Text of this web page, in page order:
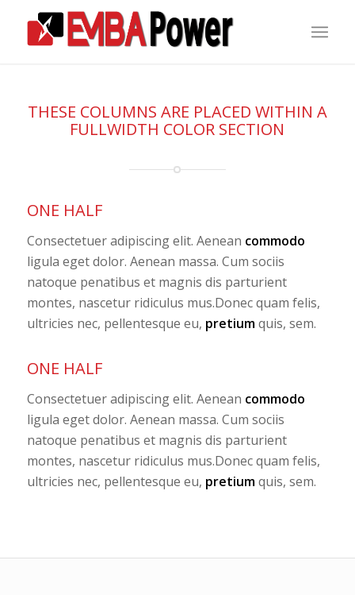
THESE COLUMNS ARE PLACED WITHIN A
FULLWIDTH COLOR SECTION
ONE HALF
Consectetuer adipiscing elit. Aenean commodo
ligula eget dolor. Aenean massa. Cum sociis
natoque penatibus et magnis dis parturient
montes, nascetur ridiculus mus.Donec quam felis,
ultricies nec, pellentesque eu, pretiumquis, sem.
ONE HALF
Consectetuer adipiscing elit. Aenean commodo
ligula eget dolor. Aenean massa. Cum sociis
natoque penatibus et magnis dis parturient
montes, nascetur ridiculus mus.Donec quam felis,
ultricies nec, pellentesque eu, pretiumquis, sem.